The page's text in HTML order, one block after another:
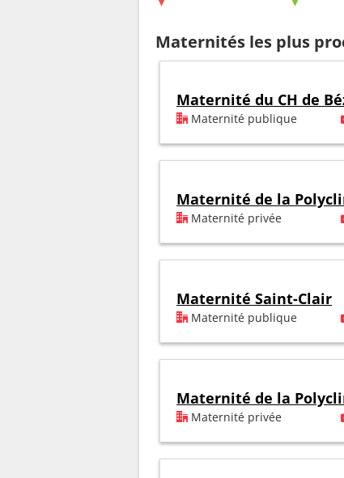
Maternités les plus
Maternité du CH de
Maternité publique
Maternité de la
Maternité privée
Maternité Saint-Clair
Maternité publique
Maternité de la
Maternité privée